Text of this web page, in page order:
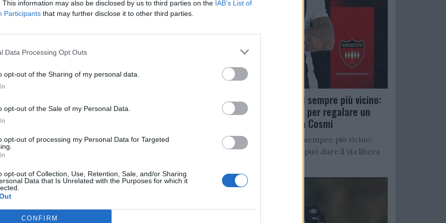
This information may also be disclosed by us to third parties on the IAB’s List of
Participants that may further disclose it to other third parties.
Data Processing Opt Outs
opt-out of the Sharing of my personal data.
opt-out of the Sale of my Personal Data.
opt-out of processing my Personal Data for Targeted
opt-out of Collection, Use, Retention, Sale, and/or Sharing
Data that Is Unrelated with the Purposes for which it
CONFIRM
Nicola andarono molto vicini alla
il croato Ante Rebic insaccò il 2-2.
granata Davide Nicola, che a fine
lo splendido rapporto tra l'ex
Il 4 gennaio Nicola e Pioli si
si preannuncia caldo. Come l'anno
Salernitana verso la storica salvezza.
Salernitana, D’Ursi sempre più vicino:
Faggiano accelera per regalare un
altro attaccante a Cosmi
Salernitana, D’Ursi sempre più vicino:
Starita al Sorrento può dare il via libera